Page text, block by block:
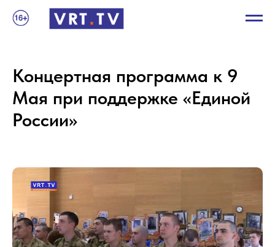
Концертная программа к 9
Мая при поддержке «Единой
России»